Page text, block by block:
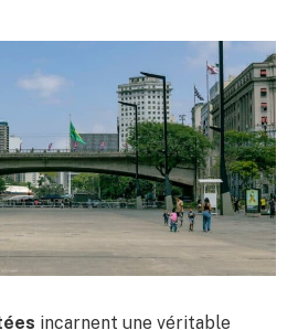
incarnent une véritable